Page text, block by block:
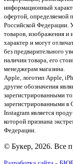
информационный
офертой, определяемой
Российской Федерации.
товаров, изображения и
характер и могут
без предварительного
наличии товара, его
менеджерам магазина.
Apple, логотип Apple,
другие обозначения
зарегистрированными
зарегистрированными
Instagram является
которой признана
Федерации.
© Букер, 2026. Все